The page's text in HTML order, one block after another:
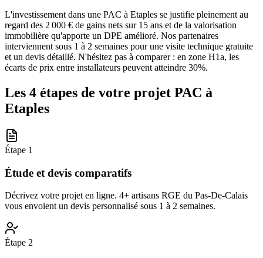
L'investissement dans une PAC à Etaples se justifie pleinement au
regard des 2 000 € de gains nets sur 15 ans et de la valorisation
immobilière qu'apporte un DPE amélioré. Nos partenaires
interviennent sous 1 à 2 semaines pour une visite technique gratuite
et un devis détaillé. N'hésitez pas à comparer : en zone H1a, les
écarts de prix entre installateurs peuvent atteindre 30%.
Les 4 étapes de votre projet PAC à
Etaples
Étape 1
Étude et devis comparatifs
Décrivez votre projet en ligne. 4+ artisans RGE du Pas-De-Calais
vous envoient un devis personnalisé sous 1 à 2 semaines.
Étape 2